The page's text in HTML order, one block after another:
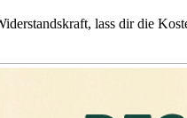
lass dir die